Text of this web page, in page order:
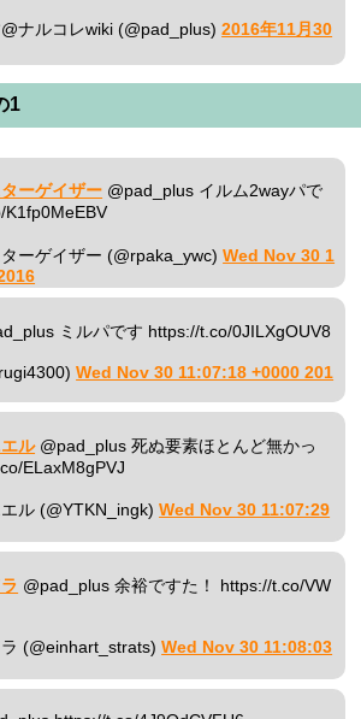
ナルコレwiki (@pad_plus)2016年11月30
1
ーゲイザー @pad_plus イルム2wayパで
K1fp0MeEBV
ーゲイザー (@rpaka_ywc)Wed Nov 30 1
ミルパです https://t.co/0JILXgOUV8
Wed Nov 30 11:07:18 +0000 201
ル@pad_plus 死ぬ要素ほとんど無かっ
ELaxM8gPVJ
ル (@YTKN_ingk)Wed Nov 30 11:07:29
@pad_plus 余裕ですた！ https://t.co/VW
(@einhart_strats)Wed Nov 30 11:08:03